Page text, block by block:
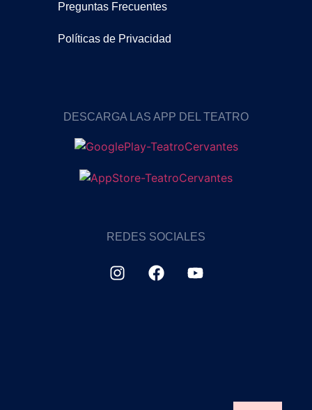
Preguntas Frecuentes
Políticas de Privacidad
DESCARGA LAS APP DEL TEATRO
REDES SOCIALES